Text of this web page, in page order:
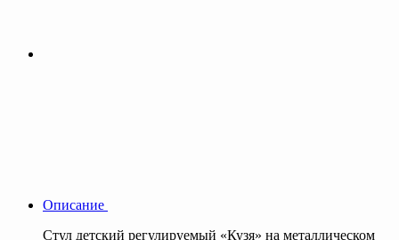
Описание
Стул детский регулируемый «Кузя» на металлическом